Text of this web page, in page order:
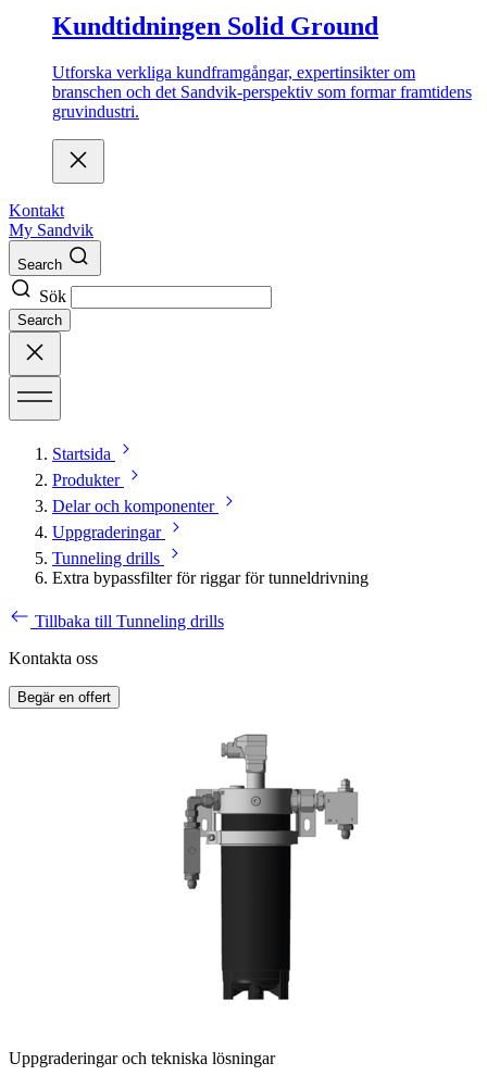
Kundtidningen Solid Ground
Utforska verkliga kundframgångar, expertinsikter om
branschen och det Sandvik-perspektiv som formar framtidens
gruvindustri.
Kontakt
My Sandvik
Search
Sök
Search
Startsida
Produkter
Delar och komponenter
Uppgraderingar
Tunneling drills
Extra bypassfilter för riggar för tunneldrivning
Tillbaka till Tunneling drills
Kontakta oss
Begär en offert
Uppgraderingar och tekniska lösningar